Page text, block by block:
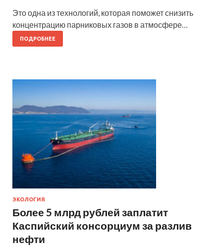
Это одна из технологий, которая поможет снизить
концентрацию парниковых газов в атмосфере…
ПОДРОБНЕЕ
ЭКОЛОГИЯ
Более 5 млрд рублей заплатит
Каспийский консорциум за разлив
нефти